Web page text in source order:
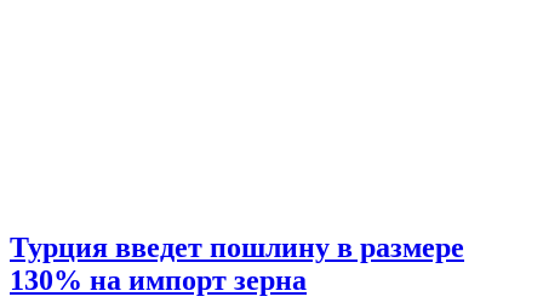
Турция введет пошлину в размере
130% на импорт зерна